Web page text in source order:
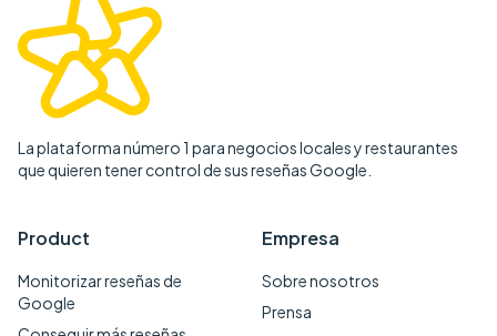
La plataforma número 1 para negocios locales y restaurantes
que quieren tener control de sus reseñas Google.
Product
Monitorizar reseñas de
Google
Empresa
Sobre nosotros
Prensa